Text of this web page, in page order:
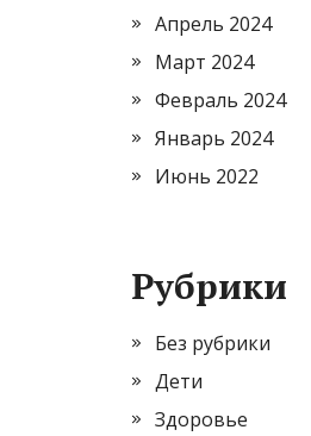
Апрель 2024
Март 2024
Февраль 2024
Январь 2024
Июнь 2022
Рубрики
Без рубрики
Дети
Здоровье